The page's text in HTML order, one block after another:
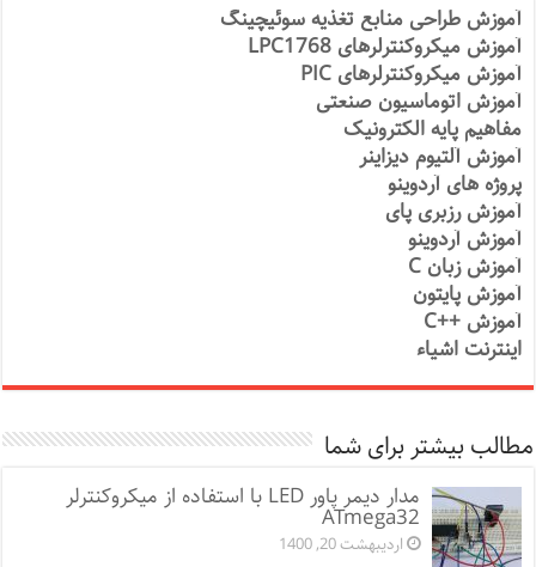
آموزش طراحی منابع تغذیه سوئیچینگ
آموزش میکروکنترلرهای LPC1768
آموزش میکروکنترلرهای PIC
آموزش اتوماسیون صنعتی
مفاهیم پایه الکترونیک
آموزش آلتیوم دیزاینر
پروژه های آردوینو
آموزش رزبری پای
آموزش آردوینو
آموزش زبان C
آموزش پایتون
آموزش ++C
اینترنت اشیاء
مطالب بیشتر برای شما
مدار دیمر پاور LED با استفاده از میکروکنترلر
ATmega32
اردیبهشت 20, 1400